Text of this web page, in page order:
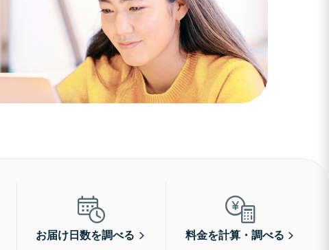
お届け日数を調べる 料金を計算・調べる